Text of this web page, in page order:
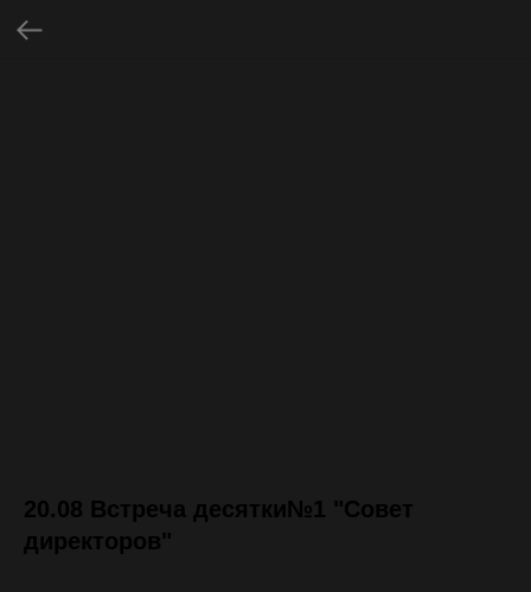
20.08 Встреча десятки№1 "Совет
директоров"